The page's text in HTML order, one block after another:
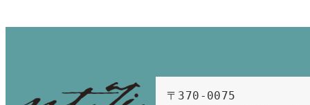
〒370-0075